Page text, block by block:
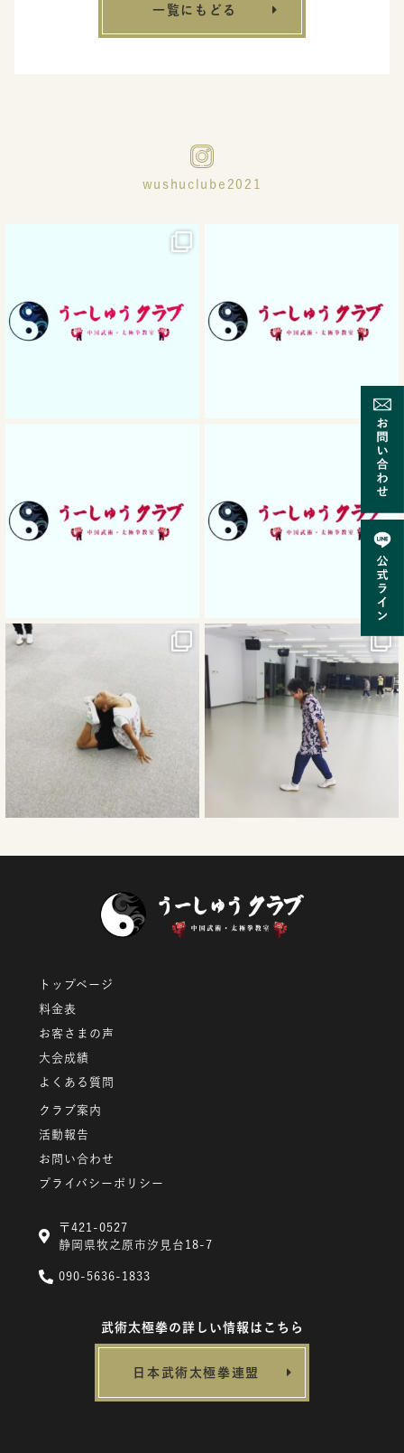
一覧にもどる
wushuclube2021
トップページ
料金表
お客さまの声
大会成績
よくある質問
クラブ案内
活動報告
お問い合わせ
プライバシーポリシー
〒421-0527
静岡県牧之原市汐見台18-7
090-5636-1833
武術太極拳の詳しい情報はこちら
日本武術太極拳連盟